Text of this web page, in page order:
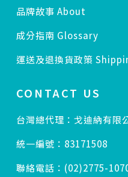
品牌故事 About
成分指南 Glossary
運送及退換貨政策
CONTACT US
台灣總代理：戈迪納有限
統一編號：83171508
聯絡電話：(02)2775-